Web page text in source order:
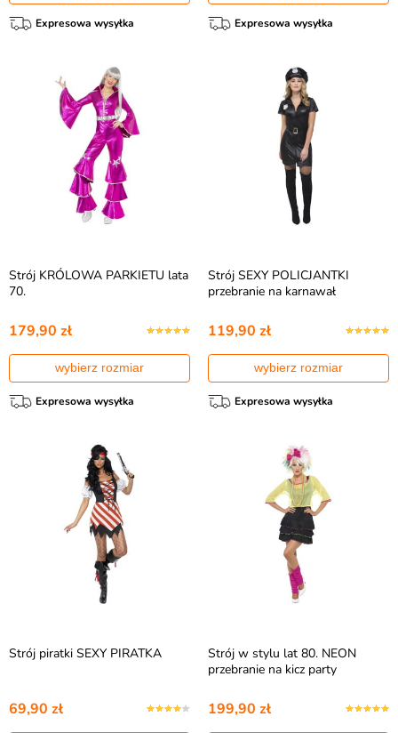
Expresowa wysyłka Expresowa wysyłka
Strój KRÓLOWA PARKIETU lata
70.
179,90 zł
wybierz rozmiar
Expresowa wysyłka
Strój SEXY POLICJANTKI
przebranie na karnawał
119,90 zł
wybierz rozmiar
Expresowa wysyłka
Strój piratki SEXY PIRATKA
69,90 zł
Strój w stylu lat 80. NEON
przebranie na kicz party
199,90 zł